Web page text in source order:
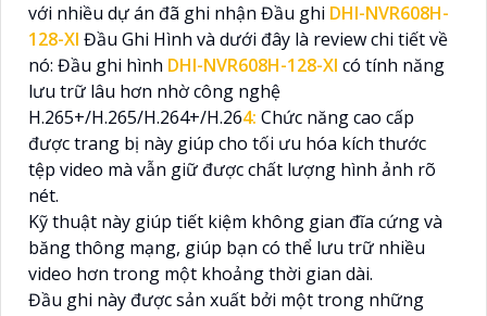
với nhiều dự án đã ghi nhận Đầu ghi DHI-NVR608H-
128-XI Đầu Ghi Hình và dưới đây là review chi tiết về
nó: Đầu ghi hình DHI-NVR608H-128-XI có tính năng
lưu trữ lâu hơn nhờ công nghệ
H.265+/H.265/H.264+/H.264: Chức năng cao cấp
được trang bị này giúp cho tối ưu hóa kích thước
tệp video mà vẫn giữ được chất lượng hình ảnh rõ
nét.
Kỹ thuật này giúp tiết kiệm không gian đĩa cứng và
băng thông mạng, giúp bạn có thể lưu trữ nhiều
video hơn trong một khoảng thời gian dài.
Đầu ghi này được sản xuất bởi một trong những